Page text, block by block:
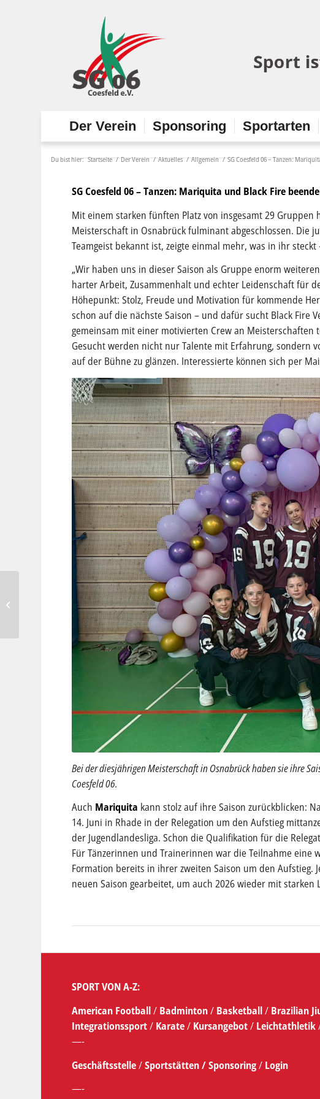
Der Verein Sponsoring Sportarten
Du bist hier: Startseite / Der Verein / Aktuelles / Allgemein / SG Coesfeld 06 – Tanzen:
SG Coesfeld 06 – Tanzen: Mariquita und Black Fire
Mit einem starken fünften Platz von insgesamt 29 Gruppen
Meisterschaft in Osnabrück fulminant abgeschlossen. Die
Teamgeist bekannt ist, zeigte einmal mehr, was in ihr
„Wir haben uns in dieser Saison als Gruppe enorm
harter Arbeit, Zusammenhalt und echter Leidenschaft für
Höhepunkt: Stolz, Freude und Motivation für kommende
schon auf die nächste Saison – und dafür sucht Black Fire
gemeinsam mit einer motivierten Crew an Meisterschaften
Gesucht werden nicht nur Talente mit Erfahrung, sondern
auf der Bühne zu glänzen. Interessierte können sich per
Bei der diesjährigen Meisterschaft in Osnabrück haben sie ihre
Coesfeld 06.
Auch Mariquita kann stolz auf ihre Saison zurückblicken:
14. Juni in Rhade in der Relegation um den Aufstieg
der Jugendlandesliga. Schon die Qualifikation für die
Für Tänzerinnen und Trainerinnen war die Teilnahme
Formation bereits in ihrer zweiten Saison um den
neuen Saison gearbeitet, um auch 2026 wieder mit starken
SPORT VON A-Z:
American Football/ Badminton/ Basketball/ Brazilian
Integrationssport/ Karate/ Kursangebot/ Leichtathletik
—-
Geschäftsstelle/Sportstätten /Sponsoring/ Login
—-
COE-Cup: Gastgeber
schlagen Westfalia
Osterwick bei Chancen-